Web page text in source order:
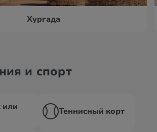
Хургада
и спорт
или
Теннисный корт